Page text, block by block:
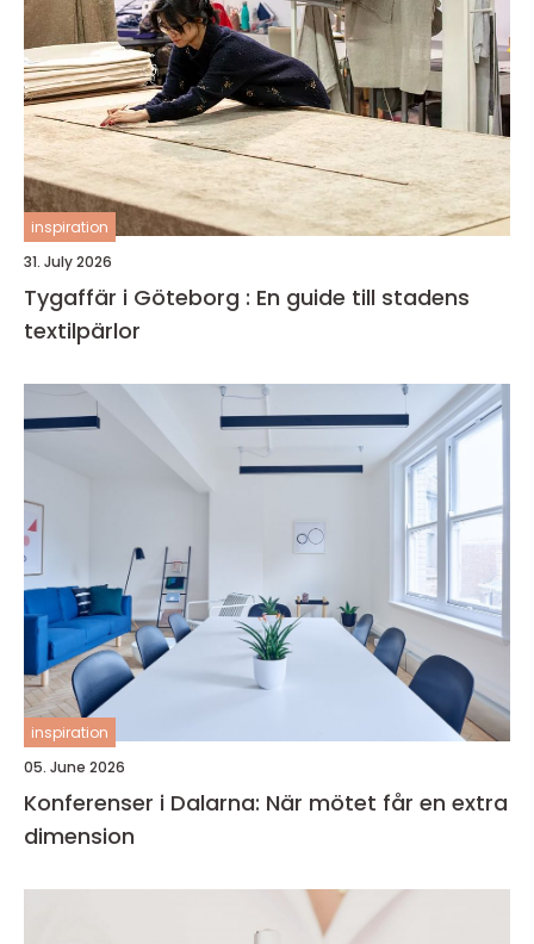
inspiration
31. July 2026
Tygaffär i Göteborg : En guide till stadens
textilpärlor
inspiration
05. June 2026
Konferenser i Dalarna: När mötet får en extra
dimension